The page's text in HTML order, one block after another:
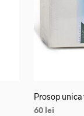
Prosop
60 lei